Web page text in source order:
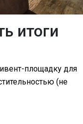
итоги
площадку для
(не